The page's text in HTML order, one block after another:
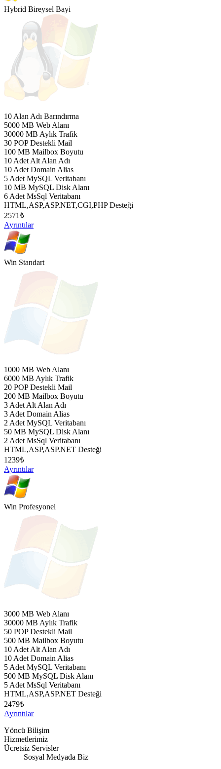
Hybrid Bireysel Bayi
10 Alan Adı Barındırma
5000 MB Web Alanı
30000 MB Aylık Trafik
30 POP Destekli Mail
100 MB Mailbox Boyutu
10 Adet Alt Alan Adı
10 Adet Domain Alias
5 Adet MySQL Veritabanı
10 MB MySQL Disk Alanı
6 Adet MsSql Veritabanı
HTML,ASP,ASP.NET,CGI,PHP Desteği
2571₺
Ayrıntılar
Win Standart
1000 MB Web Alanı
6000 MB Aylık Trafik
20 POP Destekli Mail
200 MB Mailbox Boyutu
3 Adet Alt Alan Adı
3 Adet Domain Alias
2 Adet MySQL Veritabanı
50 MB MySQL Disk Alanı
2 Adet MsSql Veritabanı
HTML,ASP,ASP.NET Desteği
1239₺
Ayrıntılar
Win Profesyonel
3000 MB Web Alanı
30000 MB Aylık Trafik
50 POP Destekli Mail
500 MB Mailbox Boyutu
10 Adet Alt Alan Adı
10 Adet Domain Alias
5 Adet MySQL Veritabanı
500 MB MySQL Disk Alanı
5 Adet MsSql Veritabanı
HTML,ASP,ASP.NET Desteği
2479₺
Ayrıntılar
Yöncü Bilişim
Hizmetlerimiz
Ücretsiz Servisler
Sosyal Medyada Biz